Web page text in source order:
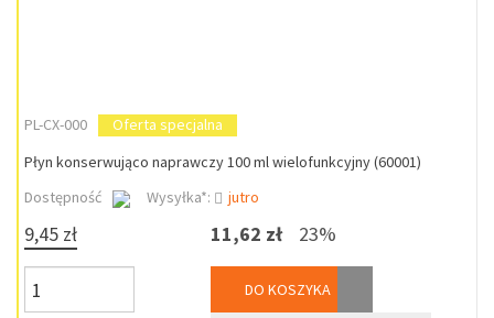
PL-CX-000
Oferta specjalna
Płyn konserwująco naprawczy 100 ml wielofunkcyjny (60001)
Dostępność
Wysyłka*: jutro
9,45 zł 11,62 zł 23%
DO KOSZYKA